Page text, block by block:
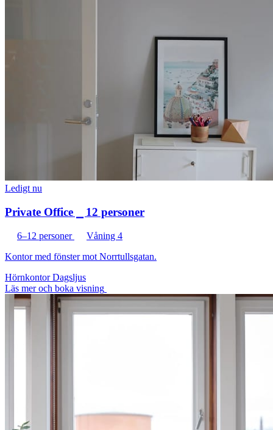
Ledigt nu
Private Office ⎯ 12 personer
6–12 personer
Våning 4
Kontor med fönster mot Norrtullsgatan.
Hörnkontor Dagsljus
Läs mer och boka visning